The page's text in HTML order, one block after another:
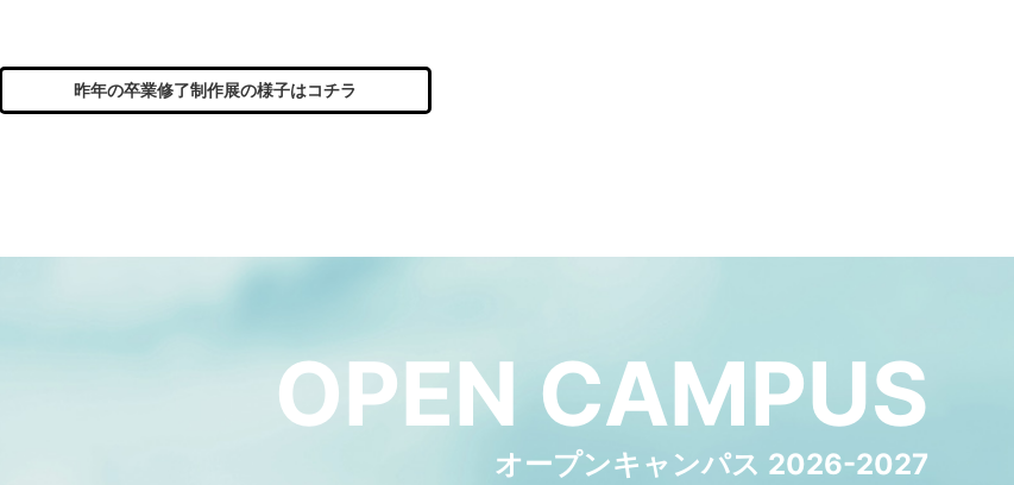
昨年の卒業修了制作展の様子はコチラ
OPENCAMPUS
オープンキャンパス 2026-2027